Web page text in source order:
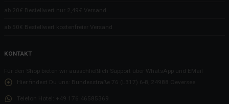
ab 20€ Bestellwert nur 2,49€ Versand
ab 50€ Bestellwert kostenfreier Versand
KONTAKT
Für den Shop bieten wir ausschließlich Support über WhatsApp und EMail
Hier findest Du uns:
Bundesstraße 76 (L317) 6-8, 24988 Oeversee
Telefon Hotel: +49 176 46585369